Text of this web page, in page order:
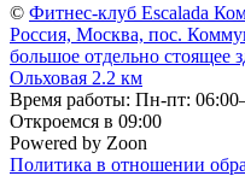
© Фитнес-клуб Escalada
Россия, Москва, пос.
большое отдельно стоящее
Ольховая 2.2 км
Время работы: Пн-пт:
Откроемся в 09:00
Powered by Zoon
Политика в отношении